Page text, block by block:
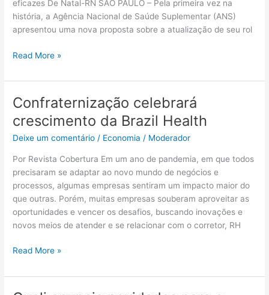
eficazes De Natal-RN SÃO PAULO – Pela primeira vez na
história, a Agência Nacional de Saúde Suplementar (ANS)
apresentou uma nova proposta sobre a atualização de seu rol
e
procedimentos
cada
meses
Read More »
Confraternização celebrará
crescimento da Brazil Health
Deixe um comentário / Economia / Moderador
Por Revista Cobertura Em um ano de pandemia, em que todos
precisaram se adaptar ao novo mundo de negócios e
processos, algumas empresas sentiram um impacto maior do
que outras. Porém, muitas empresas souberam aproveitar as
oportunidades e vencer os desafios, buscando inovações e
novos meios de atender e se relacionar com o corretor, RH
Confraternização
crescimento
da
Read More »